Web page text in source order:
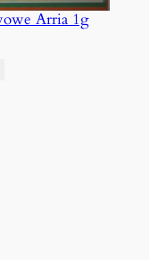
Arria 1g